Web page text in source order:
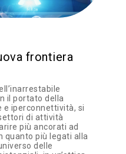
frontiera
il portato della
iperconnettività, si
di attività
più ancorati ad
quanto più legati alla
delle